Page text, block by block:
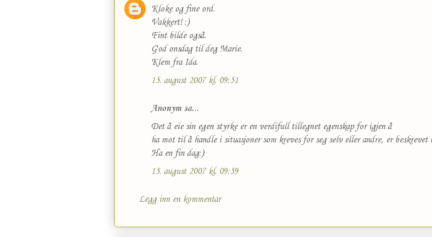
Kloke og fine ord.
Vakkert! :)
Fint bilde også.
God onsdag til deg Marie.
Klem fra Ida.
15. august 2007 kl. 09:51
Anonym sa...
Det å eie sin egen styrke er en verdifull tillegnet egenskap for igjen å
ha mot til å handle i situasjoner som kreves for seg selv eller andre, er
Ha en fin dag:)
15. august 2007 kl. 09:59
Legg inn en kommentar